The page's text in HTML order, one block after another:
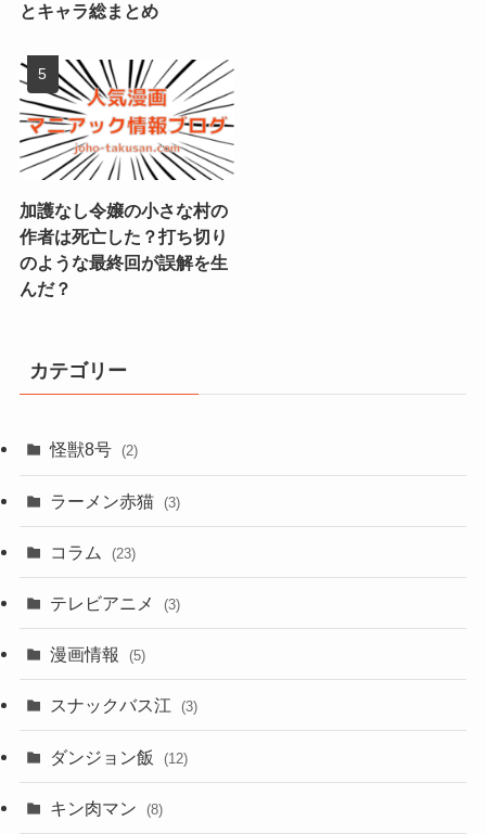
とキャラ総まとめ
加護なし令嬢の小さな村の
作者は死亡した？打ち切り
のような最終回が誤解を生
んだ？
カテゴリー
怪獣8号 (2)
ラーメン赤猫 (3)
コラム (23)
テレビアニメ (3)
漫画情報 (5)
スナックバス江 (3)
ダンジョン飯 (12)
キン肉マン (8)